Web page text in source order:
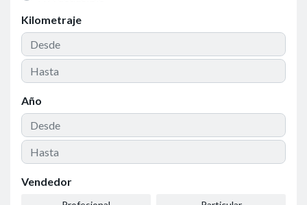
Kilometraje
Año
Vendedor